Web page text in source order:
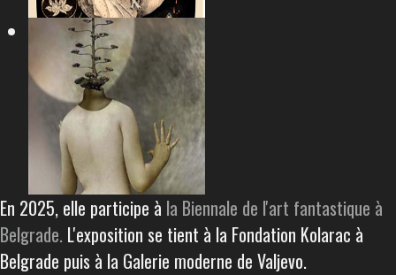
En 2025, elle participe à la Biennale de l'art fantastique à
Belgrade. L'exposition se tient à la Fondation Kolarac à
Belgrade puis à la Galerie moderne de Valjevo.